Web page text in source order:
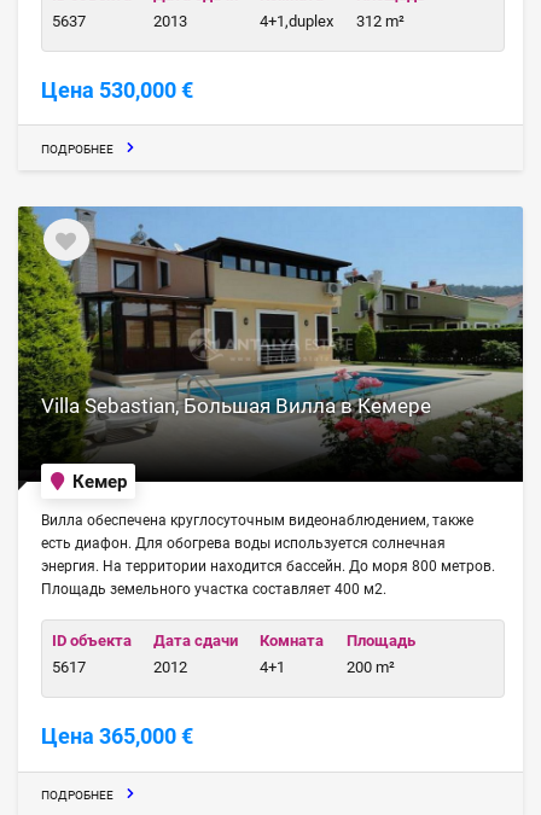
5637
2013
4+1,duplex
312 m²
Цена 530,000 €
ПОДРОБНЕЕ
Villa Sebastian, Большая Вилла в Кемере
Кемер
Вилла обеспечена круглосуточным видеонаблюдением, также
есть диафон. Для обогрева воды используется солнечная
энергия. На территории находится бассейн. До моря 800 метров.
Площадь земельного участка составляет 400 м2.
ID объекта
5617
Дата сдачи
2012
Комната
4+1
Площадь
200 m²
Цена 365,000 €
ПОДРОБНЕЕ